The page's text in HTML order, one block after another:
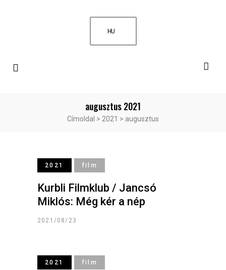
HU
augusztus 2021
Címoldal > 2021 > augusztus
2021 film
Kurbli Filmklub / Jancsó
Miklós: Még kér a nép
2021/08/23
2021 film